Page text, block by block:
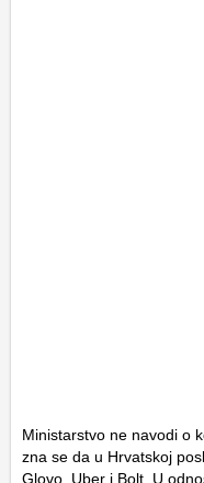
Ministarstvo ne navodi o
zna se da u Hrvatskoj
Glovo, Uber i Bolt. U